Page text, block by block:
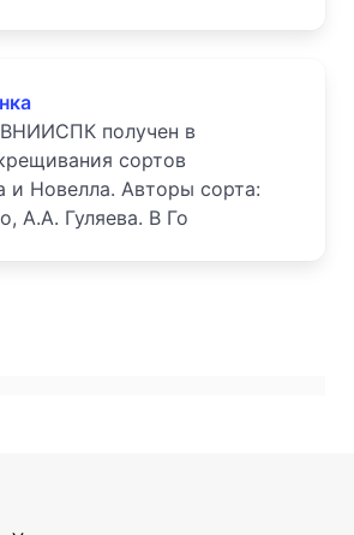
получен в
сортов
и Новелла. Авторы сорта:
А.А. Гуляева. В Го